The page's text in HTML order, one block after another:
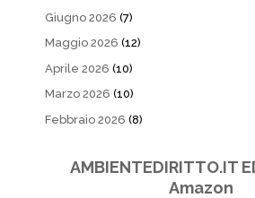
Giugno 2026 (7)
Maggio 2026 (12)
Aprile 2026 (10)
Marzo 2026 (10)
Febbraio 2026 (8)
AMBIENTEDIRITTO.IT
Amazon